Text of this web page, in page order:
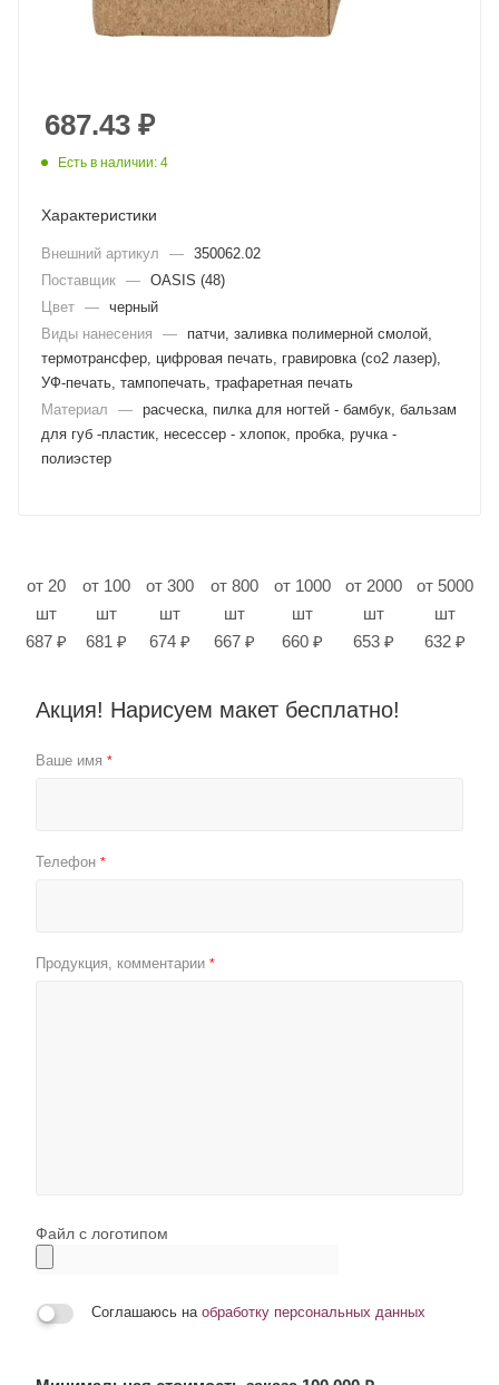
687.43 ₽
Есть в наличии: 4
Характеристики
Внешний артикул — 350062.02
Поставщик — OASIS (48)
Цвет — черный
Виды нанесения
—
патчи, заливка полимерной смолой,
термотрансфер, цифровая печать, гравировка (co2 лазер),
УФ-печать, тампопечать, трафаретная печать
Материал
— расческа, пилка для ногтей - бамбук, бальзам
для губ -пластик, несессер - хлопок, пробка, ручка -
полиэстер
от 20
шт
687 ₽
от 100
шт
681 ₽
от 300
шт
674 ₽
от 800
шт
667 ₽
от 1000
шт
660 ₽
от 2000
шт
653 ₽
от 5000
шт
632 ₽
Акция! Нарисуем макет бесплатно!
Ваше имя *
Телефон *
Продукция, комментарии *
Файл с логотипом
Соглашаюсь на обработку персональных данных